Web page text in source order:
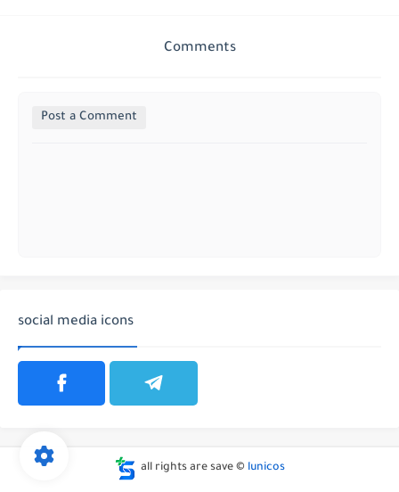
Comments
Post a Comment
social media icons
all rights are save © lunicos